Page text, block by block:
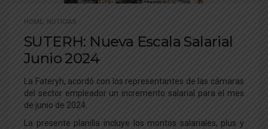
HOME NOTICIAS
SUTERH: Nueva Escala Salarial
Junio 2024
La Fateryh, acordó con los representantes de las cámaras
del sector empleador un incremento salarial para el mes
de junio de 2024.
La presente planilla incluye los montos salariales, plus y